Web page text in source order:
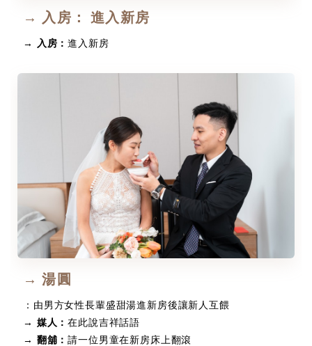
→ 入房： 進入新房
→ 入房：進入新房
→ 湯圓
：由男方女性長輩盛甜湯進新房後讓新人互餵
→ 媒人：在此說吉祥話語
→ 翻舖：請一位男童在新房床上翻滾